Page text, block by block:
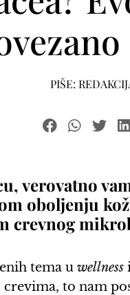
PIŠE:
verovatno
oboljenju
crevnog
tema uwellness
to nam